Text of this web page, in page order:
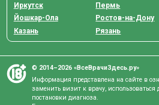
Иркутск
Йошкар-Ола
Казань
Пермь
Ростов-на-Дону
Рязань
© 2014–2026 «ВсеВрачиЗдесь.ру»
Информация представлена на сайте в
заменить визит к врачу, использоваться
постановки диагноза.